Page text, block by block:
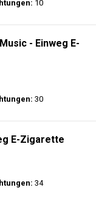
10
- Einweg E-
30
E-Zigarette
34